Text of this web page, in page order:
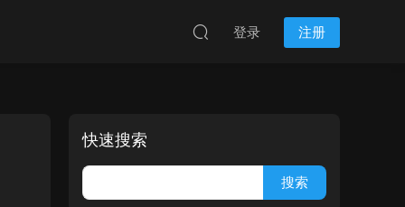
登录 注册
快速搜索